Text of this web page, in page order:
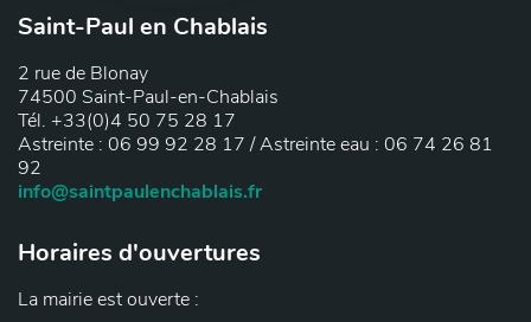
Saint-Paul en Chablais
2 rue de Blonay
74500 Saint-Paul-en-Chablais
Tél. +33(0)4 50 75 28 17
Astreinte : 06 99 92 28 17 / Astreinte eau : 06 74 26 81
92
info@saintpaulenchablais.fr
Horaires d'ouvertures
La mairie est ouverte :